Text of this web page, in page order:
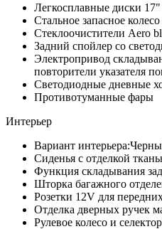
Легкосплавные диски
Стальное запасное
Стеклоочистители Aero
Задний спойлер со
Электропривод
повторители указателя
Светодиодные дневные
Противотуманные фары
Интерьер
Вариант
Сиденья с отделкой
Функция складывания
Шторка багажного
Розетки 12V для
Отделка дверных ручек
Рулевое колесо и